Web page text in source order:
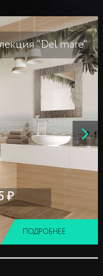
"Del mare"
₽
ПОДРОБНЕЕ